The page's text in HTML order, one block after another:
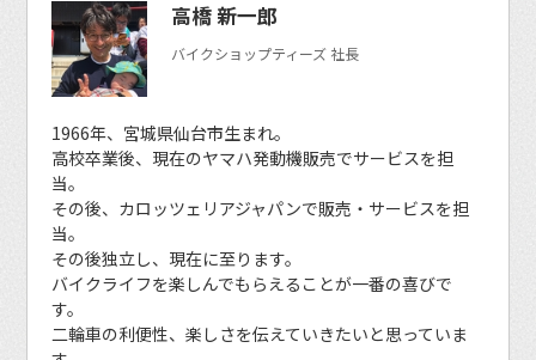
高橋 新一郎
バイクショップティーズ 社長
1966年、宮城県仙台市生まれ。
高校卒業後、現在のヤマハ発動機販売でサービスを担
当。
その後、カロッツェリアジャパンで販売・サービスを担
当。
その後独立し、現在に至ります。
バイクライフを楽しんでもらえることが一番の喜びで
す。
二輪車の利便性、楽しさを伝えていきたいと思っていま